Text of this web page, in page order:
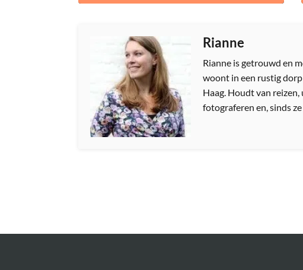
Rianne
Rianne is getrouwd en
woont in een rustig
Haag. Houdt van
fotograferen en, sinds